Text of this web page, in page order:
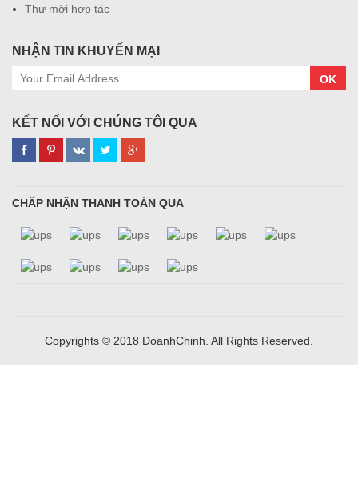
Thư mời hợp tác
NHẬN TIN KHUYẾN MẠI
OK
KẾT NỐI VỚI CHÚNG TÔI QUA
CHẤP NHẬN THANH TOÁN QUA
Copyrights © 2018 DoanhChinh. All Rights Reserved.